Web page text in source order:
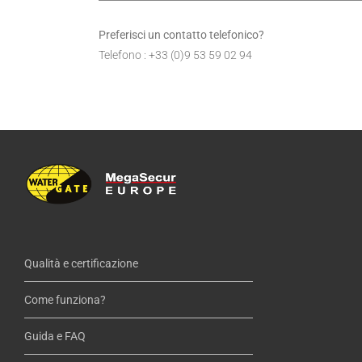
Preferisci un contatto telefonico?
Telefono : +33 (0)9 53 59 02 94
Qualità e certificazione
Come funziona?
Guida e FAQ